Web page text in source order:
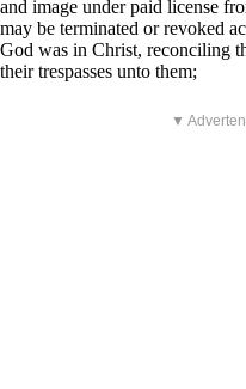
and image under paid license
may be terminated or revoked
God was in Christ, reconciling
their trespasses unto them;
▼